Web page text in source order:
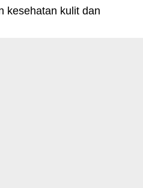
kesehatan kulit dan